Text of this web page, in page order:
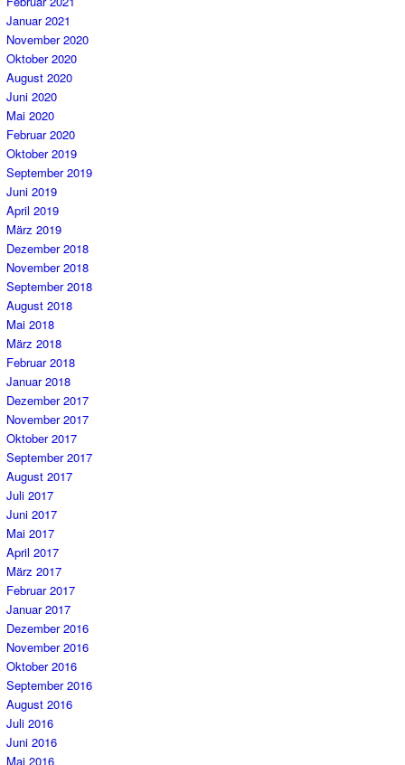
Januar 2021
November 2020
Oktober 2020
August 2020
Juni 2020
Mai 2020
Februar 2020
Oktober 2019
September 2019
Juni 2019
April 2019
März 2019
Dezember 2018
November 2018
September 2018
August 2018
Mai 2018
März 2018
Februar 2018
Januar 2018
Dezember 2017
November 2017
Oktober 2017
September 2017
August 2017
Juli 2017
Juni 2017
Mai 2017
April 2017
März 2017
Februar 2017
Januar 2017
Dezember 2016
November 2016
Oktober 2016
September 2016
August 2016
Juli 2016
Juni 2016
Mai 2016